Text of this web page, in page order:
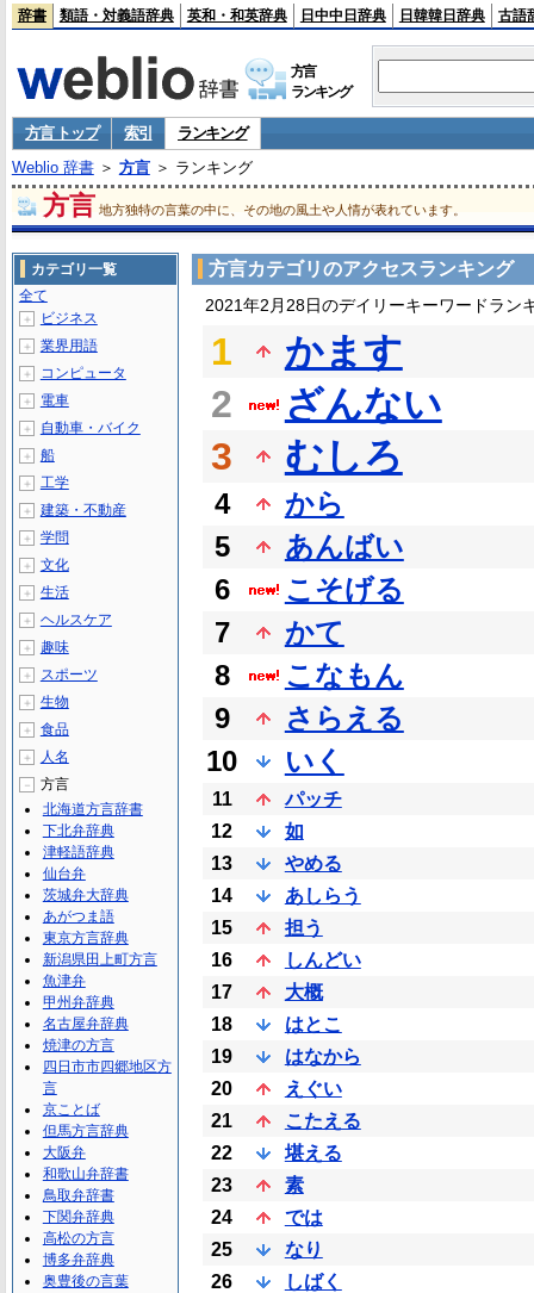
辞書 類語・対義語辞典 英和・和英辞典 日中中日辞典 日韓韓日辞典 古語
方言
ランキング
方言 トップ 索引
ランキング
Weblio 辞書＞ 方言＞ ランキング
方言 地方独特の言葉の中に、その地の風土や人情が表れています。
方言カテゴリのアクセスランキング
2021年2月28日のデイリーキーワードラン
1
かます
2
ざんない
3
むしろ
4
から
5
あんばい
6
こそげる
7
かて
8
こなもん
9
さらえる
10
いく
11
パッチ
12
如
13
やめる
14
あしらう
15
担う
16
しんどい
17
大概
18
はとこ
19
はなから
20
えぐい
21
こたえる
22
堪える
23
素
24
では
25
なり
26
しばく
カテゴリ一覧
全て
＋ ビジネス
＋ 業界用語
＋ コンピュータ
＋ 電車
＋ 自動車・バイク
＋ 船
＋ 工学
＋ 建築・不動産
＋ 学問
＋ 文化
＋ 生活
＋ ヘルスケア
＋ 趣味
＋ スポーツ
＋ 生物
＋ 食品
＋ 人名
－
方言
北海道方言辞書
下北弁辞典
津軽語辞典
仙台弁
茨城弁大辞典
あがつま語
東京方言辞典
新潟県田上町方言
魚津弁
甲州弁辞典
名古屋弁辞典
焼津の方言
四日市市四郷地区方
言
京ことば
但馬方言辞典
大阪弁
和歌山弁辞書
鳥取弁辞書
下関弁辞典
高松の方言
博多弁辞典
奥豊後の言葉